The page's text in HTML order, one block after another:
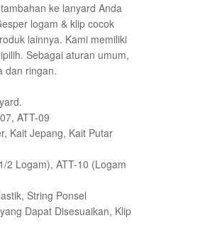
ke lanyard Anda
logam & klip cocok
lainnya. Kami memiliki
Sebagai aturan umum,
dan ringan.
ATT-09
Kait Jepang, Kait Putar
2 Logam), ATT-10 (Logam
String Ponsel
Dapat Disesuaikan, Klip